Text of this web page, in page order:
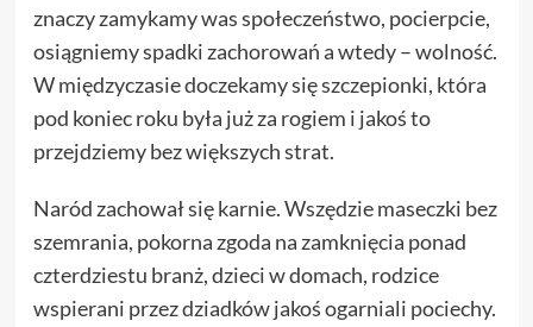
znaczy zamykamy was społeczeństwo, pocierpcie,
osiągniemy spadki zachorowań a wtedy – wolność.
W międzyczasie doczekamy się szczepionki, która
pod koniec roku była już za rogiem i jakoś to
przejdziemy bez większych strat.
Naród zachował się karnie. Wszędzie maseczki bez
szemrania, pokorna zgoda na zamknięcia ponad
czterdziestu branż, dzieci w domach, rodzice
wspierani przez dziadków jakoś ogarniali pociechy.